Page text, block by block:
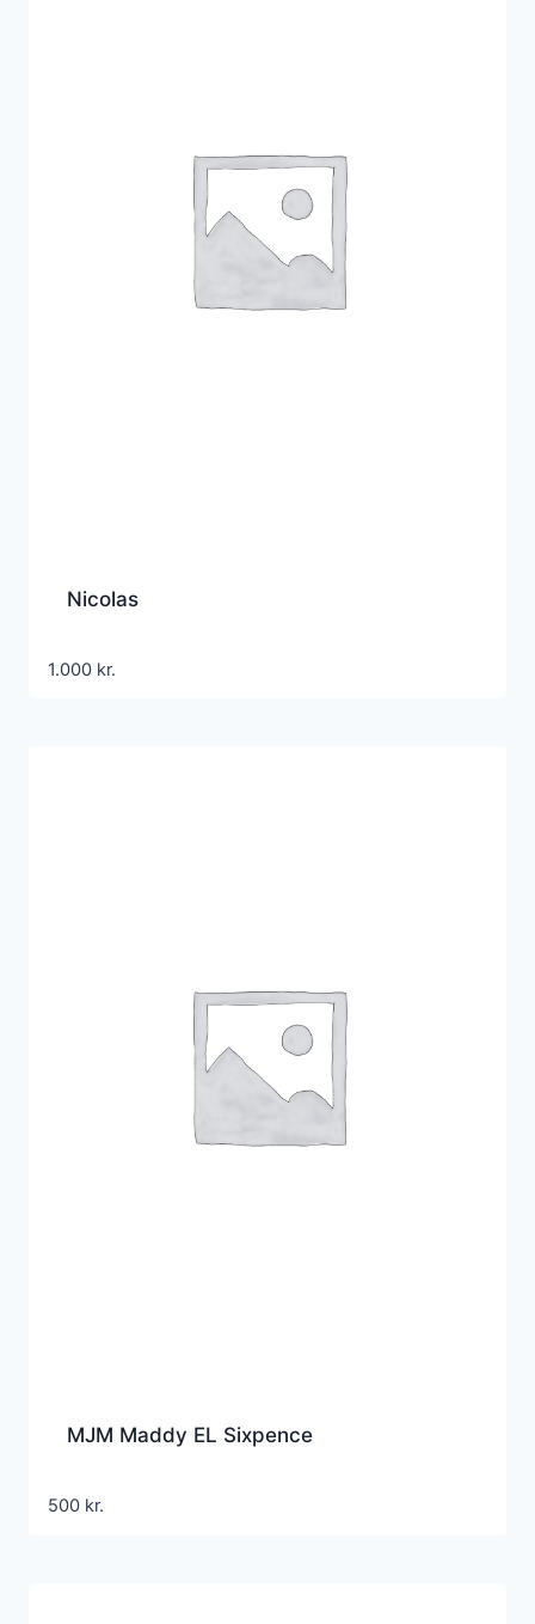
Nicolas
1.000 kr.
MJM Maddy EL Sixpence
500 kr.